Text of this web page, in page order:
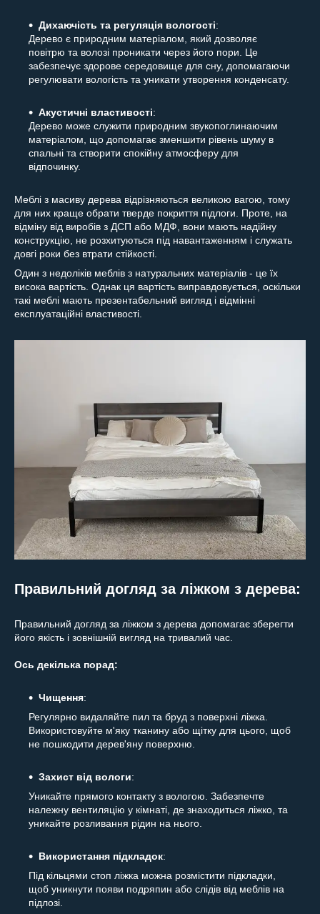
Дихаючість та регуляція вологості:
Дерево є природним матеріалом, який дозволяє
повітрю та волозі проникати через його пори. Це
забезпечує здорове середовище для сну, допомагаючи
регулювати вологість та уникати утворення конденсату.
Акустичні властивості:
Дерево може служити природним звукопоглинаючим
матеріалом, що допомагає зменшити рівень шуму в
спальні та створити спокійну атмосферу для
відпочинку.
Меблі з масиву дерева відрізняються великою вагою, тому
для них краще обрати тверде покриття підлоги. Проте, на
відміну від виробів з ДСП або МДФ, вони мають надійну
конструкцію, не розхитуються під навантаженням і служать
довгі роки без втрати стійкості.
Один з недоліків меблів з натуральних матеріалів - це їх
висока вартість. Однак ця вартість виправдовується, оскільки
такі меблі мають презентабельний вигляд і відмінні
експлуатаційні властивості.
Правильний догляд за ліжком з дерева:
Правильний догляд за ліжком з дерева допомагає зберегти
його якість і зовнішній вигляд на тривалий час.
Ось декілька порад:
Чищення:
Регулярно видаляйте пил та бруд з поверхні ліжка.
Використовуйте м'яку тканину або щітку для цього, щоб
не пошкодити дерев'яну поверхню.
Захист від вологи:
Уникайте прямого контакту з вологою. Забезпечте
належну вентиляцію у кімнаті, де знаходиться ліжко, та
уникайте розливання рідин на нього.
Використання підкладок:
Під кільцями стоп ліжка можна розмістити підкладки,
щоб уникнути появи подряпин або слідів від меблів на
підлозі.